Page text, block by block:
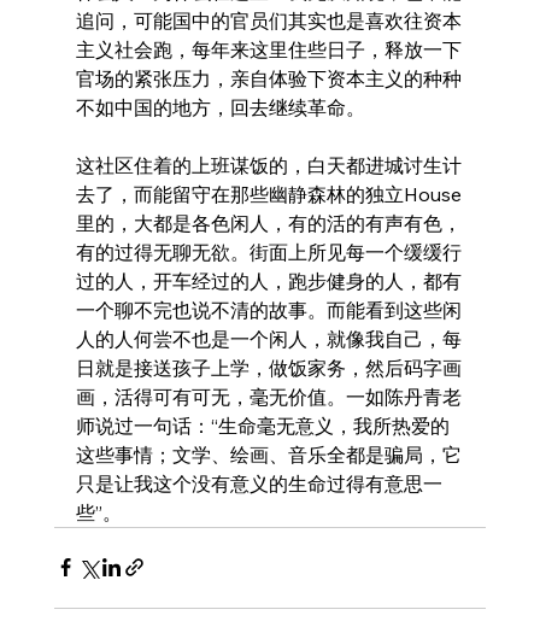
追问，可能国中的官员们其实也是喜欢往资本
主义社会跑，每年来这里住些日子，释放一下
官场的紧张压力，亲自体验下资本主义的种种
不如中国的地方，回去继续革命。
这社区住着的上班谋饭的，白天都进城讨生计
去了，而能留守在那些幽静森林的独立House
里的，大都是各色闲人，有的活的有声有色，
有的过得无聊无欲。街面上所见每一个缓缓行
过的人，开车经过的人，跑步健身的人，都有
一个聊不完也说不清的故事。而能看到这些闲
人的人何尝不也是一个闲人，就像我自己，每
日就是接送孩子上学，做饭家务，然后码字画
画，活得可有可无，毫无价值。一如陈丹青老
师说过一句话：“生命毫无意义，我所热爱的
这些事情；文学、绘画、音乐全都是骗局，它
只是让我这个没有意义的生命过得有意思一
些”。